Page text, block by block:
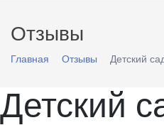
Отзывы
Главная Отзывы Детский
Детский